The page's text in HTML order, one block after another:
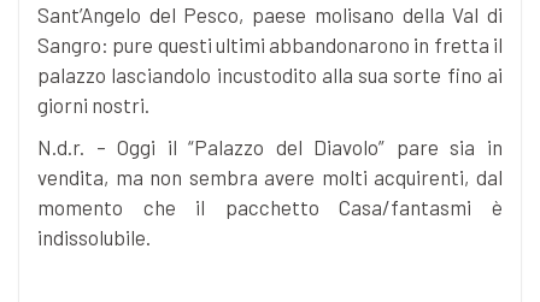
Sant’Angelo del Pesco, paese molisano della Val di
Sangro: pure questi ultimi abbandonarono in fretta il
palazzo lasciandolo incustodito alla sua sorte fino ai
giorni nostri.
N.d.r. – Oggi il “Palazzo del Diavolo” pare sia in
vendita, ma non sembra avere molti acquirenti, dal
momento che il pacchetto Casa/fantasmi è
indissolubile.